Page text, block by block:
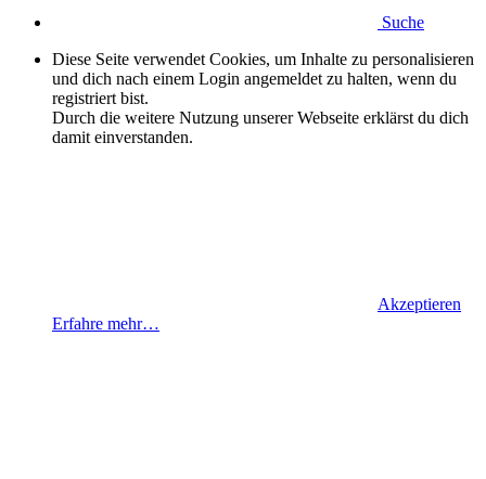
Suche
Diese Seite verwendet Cookies, um Inhalte zu personalisieren
und dich nach einem Login angemeldet zu halten, wenn du
registriert bist.
Durch die weitere Nutzung unserer Webseite erklärst du dich
damit einverstanden.
Akzeptieren
Erfahre mehr…